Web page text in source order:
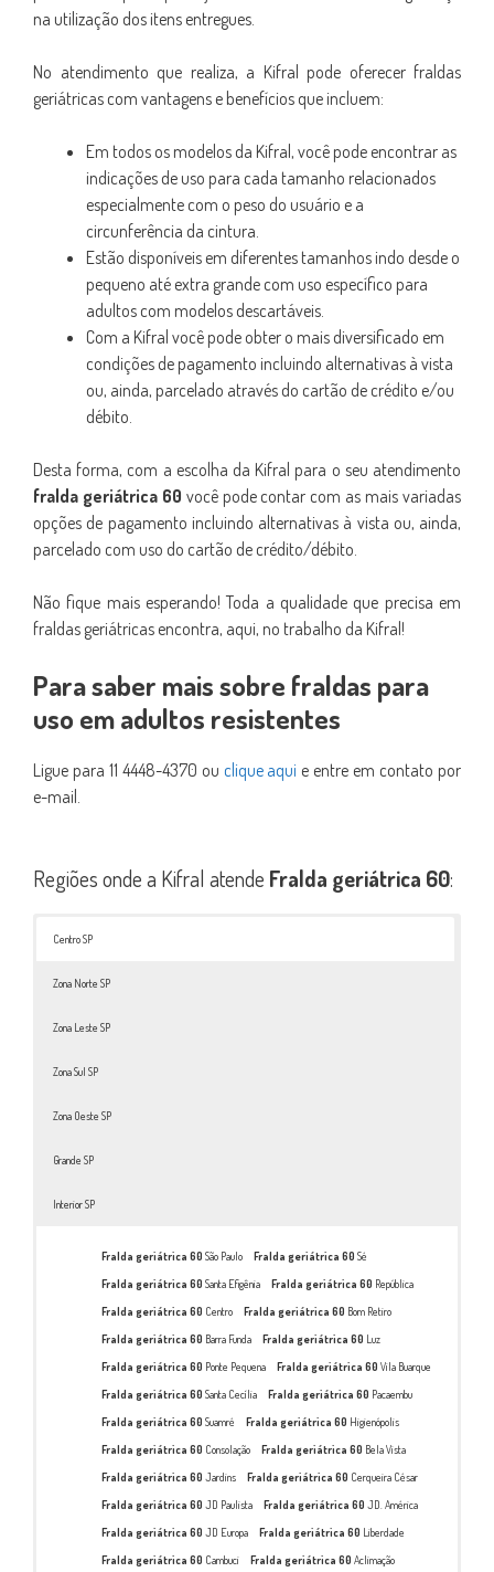
na utilização dos itens entregues.
No atendimento que realiza, a Kifral pode oferecer fraldas
geriátricas com vantagens e benefícios que incluem:
Em todos os modelos da Kifral, você pode encontrar as
indicações de uso para cada tamanho relacionados
especialmente com o peso do usuário e a
circunferência da cintura.
Estão disponíveis em diferentes tamanhos indo desde o
pequeno até extra grande com uso específico para
adultos com modelos descartáveis.
Com a Kifral você pode obter o mais diversificado em
condições de pagamento incluindo alternativas à vista
ou, ainda, parcelado através do cartão de crédito e/ou
débito.
Desta forma, com a escolha da Kifral para o seu atendimento
fralda geriátrica 60 você pode contar com as mais variadas
opções de pagamento incluindo alternativas à vista ou, ainda,
parcelado com uso do cartão de crédito/débito.
Não fique mais esperando! Toda a qualidade que precisa em
fraldas geriátricas encontra, aqui, no trabalho da Kifral!
Para saber mais sobre fraldas para
uso em adultos resistentes
Ligue para 11 4448-4370 ou clique aqui e entre em contato por
e-mail.
Regiões onde a Kifral atende Fralda geriátrica 60:
Centro SP
Zona Norte SP
Zona Leste SP
Zona Sul SP
Zona Oeste SP
Grande SP
Interior SP
Fralda geriátrica 60 São Paulo Fralda geriátrica 60 Sé
Fralda geriátrica 60 Santa Efigênia Fralda geriátrica 60 República
Fralda geriátrica 60 Centro Fralda geriátrica 60 Bom Retiro
Fralda geriátrica 60 Barra Funda Fralda geriátrica 60 Luz
Fralda geriátrica 60 Ponte Pequena Fralda geriátrica 60 Vila Buarque
Fralda geriátrica 60 Santa Cecília Fralda geriátrica 60 Pacaembu
Fralda geriátrica 60 Suamré Fralda geriátrica 60 Higienópolis
Fralda geriátrica 60 Consolação Fralda geriátrica 60 Bela Vista
Fralda geriátrica 60 Jardins Fralda geriátrica 60 Cerqueira César
Fralda geriátrica 60 JD Paulista Fralda geriátrica 60 JD. América
Fralda geriátrica 60 JD Europa Fralda geriátrica 60 Liberdade
Fralda geriátrica 60 Cambuci Fralda geriátrica 60 Aclimação